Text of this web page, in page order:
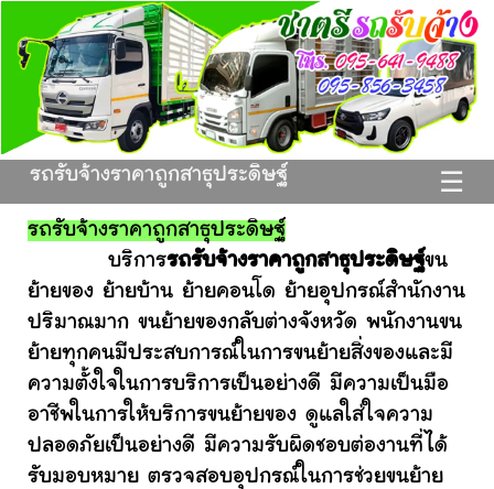
☰
รถรับจ้างราคาถูกสาธุประดิษฐ์
รถรับจ้างราคาถูกสาธุประดิษฐ์
บริการรถรับจ้างราคาถูกสาธุประดิษฐ์ขน
ย้ายของ ย้ายบ้าน ย้ายคอนโด ย้ายอุปกรณ์สำนักงาน
ปริมาณมาก ขนย้ายของกลับต่างจังหวัด พนักงานขน
ย้ายทุกคนมีประสบการณ์ในการขนย้ายสิ่งของและมี
ความตั้งใจในการบริการเป็นอย่างดี มีความเป็นมือ
อาชีพในการให้บริการขนย้ายของ ดูแลใส่ใจความ
ปลอดภัยเป็นอย่างดี มีความรับผิดชอบต่องานที่ได้
รับมอบหมาย ตรวจสอบอุปกรณ์ในการช่วยขนย้าย